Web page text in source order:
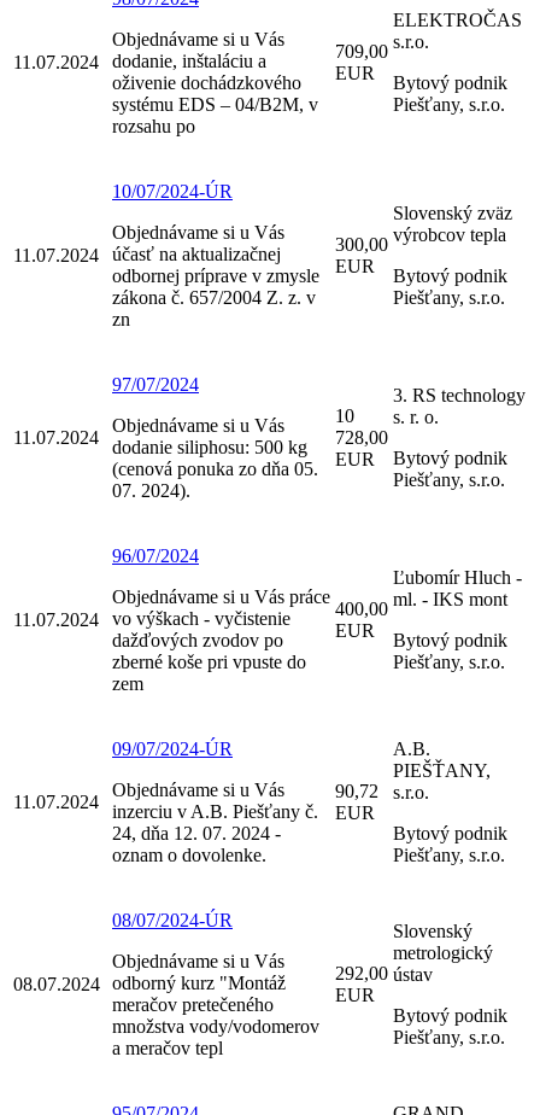
11.07.2024
Objednávame si u Vás
dodanie, inštaláciu a
oživenie dochádzkového
systému EDS – 04/B2M, v
rozsahu po
709,00
EUR
ELEKTROČAS
s.r.o.
Bytový podnik
Piešťany, s.r.o.
11.07.2024
10/07/2024-ÚR
Objednávame si u Vás
účasť na aktualizačnej
odbornej príprave v zmysle
zákona č. 657/2004 Z. z. v
zn
300,00
EUR
Slovenský zväz
výrobcov tepla
Bytový podnik
Piešťany, s.r.o.
11.07.2024
97/07/2024
Objednávame si u Vás
dodanie siliphosu: 500 kg
(cenová ponuka zo dňa 05.
07. 2024).
10
728,00
EUR
3. RS technology
s. r. o.
Bytový podnik
Piešťany, s.r.o.
11.07.2024
96/07/2024
Objednávame si u Vás práce
vo výškach - vyčistenie
dažďových zvodov po
zberné koše pri vpuste do
zem
400,00
EUR
Ľubomír Hluch -
ml. - IKS mont
Bytový podnik
Piešťany, s.r.o.
11.07.2024
09/07/2024-ÚR
Objednávame si u Vás
inzerciu v A.B. Piešťany č.
24, dňa 12. 07. 2024 -
oznam o dovolenke.
90,72
EUR
A.B.
PIEŠŤANY,
s.r.o.
Bytový podnik
Piešťany, s.r.o.
08.07.2024
08/07/2024-ÚR
Objednávame si u Vás
odborný kurz "Montáž
meračov pretečeného
množstva vody/vodomerov
a meračov tepl
292,00
EUR
Slovenský
metrologický
ústav
Bytový podnik
Piešťany, s.r.o.